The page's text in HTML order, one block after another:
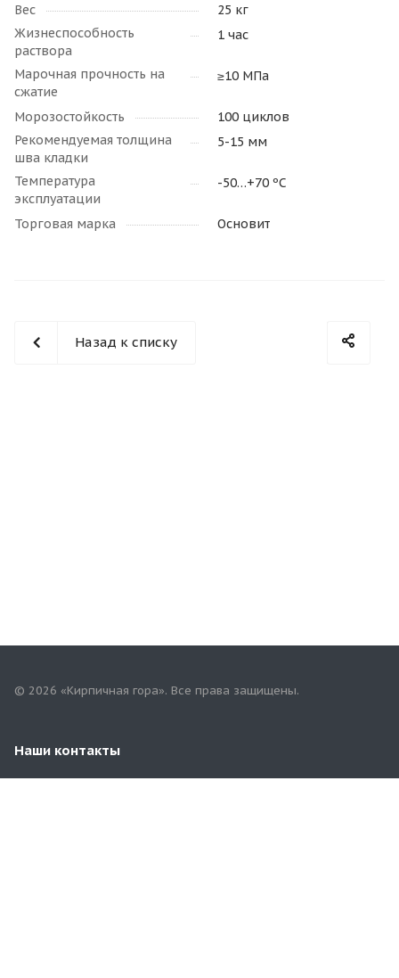
Вес
25 кг
Жизнеспособность
раствора
1 час
Марочная прочность на
сжатие
≥10 МПа
Морозостойкость
100 циклов
Рекомендуемая толщина
шва кладки
5-15 мм
Температура
эксплуатации
-50…+70 ºС
Торговая марка Основит
Назад к списку
© 2026 «Кирпичная гора». Все права защищены.
Наши контакты
8 (929) 969-57-54